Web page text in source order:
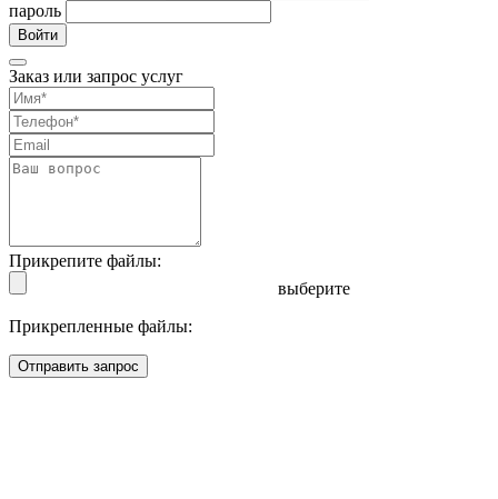
пароль
Войти
Заказ или запрос услуг
Прикрепите файлы:
выберите
Прикрепленные файлы:
Отправить запрос